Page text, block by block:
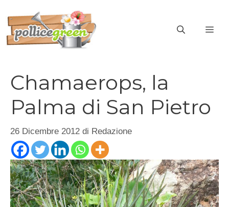
contenuto
Chamaerops, la
Palma di San Pietro
26 Dicembre 2012 di Redazione